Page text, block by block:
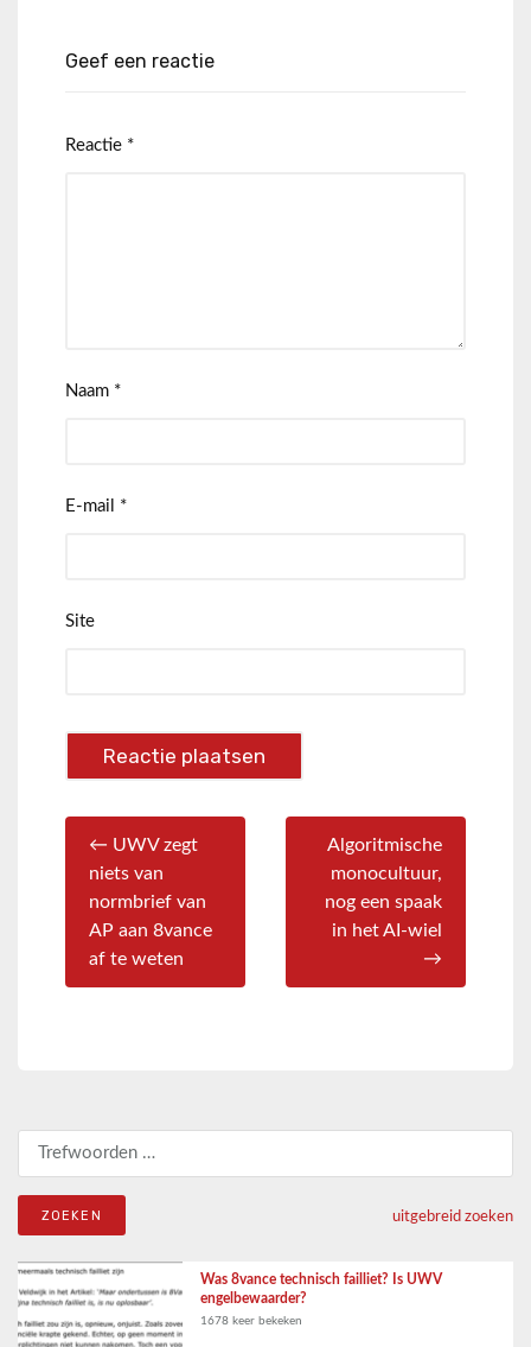
Geef een reactie
Reactie *
Naam *
E-mail *
Site
← UWV zegt
niets van
normbrief van
AP aan 8vance
af te weten
Algoritmische
monocultuur,
nog een spaak
in het AI-wiel
→
Zoeken naar:
uitgebreid zoeken
Was 8vance technisch failliet? Is UWV
engelbewaarder?
1678 keer bekeken